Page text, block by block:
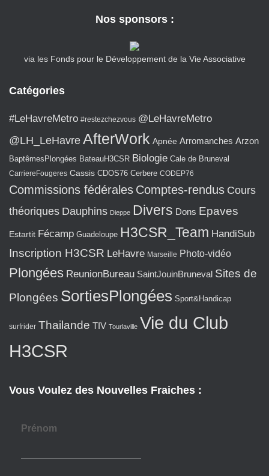
Nos sponsors :
via les Fonds pour le Développement de la Vie Associative
Catégories
#LeHavreMetro #restezchezvous @LeHavreMetro
@LH_LeHavre AfterWork Apnée Arromanches Arzon
BaptêmesPlongées BateauH3CSR Biologie Cale de Bruneval
CarriereFougeres Cassis CDOS76 Cerbere CODEP76
Commissions fédérales Comptes-rendus Cours
théoriques Dauphins Dieppe Divers Dons Epaves
Estartit Fécamp Guadeloupe H3CSR_Team HandiSub
Inscription H3CSR LeHavre Marseille Photo-vidéo
Plongées ReunionBureau SaintJouinBruneval Sites de
Plongées SortiesPlongées Sport&Handicap
surfrider Thailande TIV Tourlaville Vie du Club
H3CSR
Vous Voulez des Nouvelles Fraiches :
Prénom